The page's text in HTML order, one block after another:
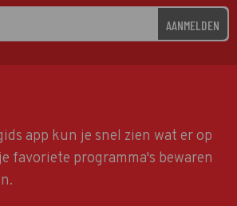
AANMELDEN
app kun je snel zien wat er op
favoriete programma's bewaren